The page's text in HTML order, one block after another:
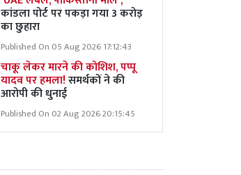
कांडला पोर्ट पर पकड़ा गया 3 करोड़
का छुहारा
Published On 05 Aug 2026 17:12:43
चाकू लेकर मारने की कोशिश, पप्पू
यादव पर हमला!समर्थकों ने की
आरोपी की धुनाई
Published On 02 Aug 2026 20:15:45